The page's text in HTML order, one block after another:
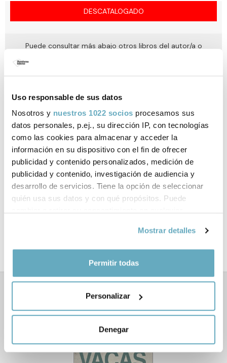
Uso responsable de sus datos
Nosotros y nuestros 1022 socios procesamos sus
datos personales, p.ej., su dirección IP, con tecnologías
como las cookies para almacenar y acceder la
información en su dispositivo con el fin de ofrecer
publicidad y contenido personalizados, medición de
publicidad y contenido, investigación de audiencia y
desarrollo de servicios. Tiene la opción de seleccionar
quién usa sus datos y con qué propósitos. Puede
Si lo permite, también quisiéramos:
geográfica que puede tener una precisión de varios
Identificar su dispositivo analizándolo activamente
datos personales y establezca sus preferencias en la
Mostrar detalles
Permitir todas
Personalizar
Denegar
DESCATALOGADO
Puede consultar más abajo otros libros del autor/a o
Ficha técnica
ISBN: 978-84-16429-22-6
Páginas:329
Tema:Literatura y ensayo
Libros relacionados